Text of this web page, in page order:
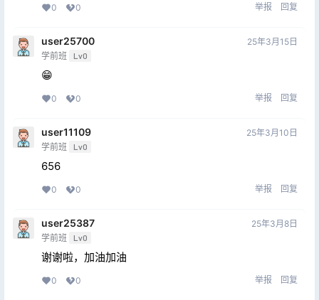
0 0 举报 回复
user25700
学前班 Lv0
25年3月15日
😁
0 0 举报 回复
user11109
学前班 Lv0
25年3月10日
656
0 0 举报 回复
user25387
学前班 Lv0
25年3月8日
谢谢啦，加油加油
0 0 举报 回复